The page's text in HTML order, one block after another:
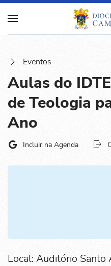
Eventos
Aulas do
de Teologia
Ano
Incluir na Agenda
Local: Auditório Santo